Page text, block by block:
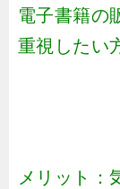
電子書籍の
重視したい
メリット：